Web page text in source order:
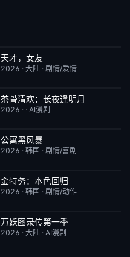
更新至第16集
天才，女友
2026 · 大陆 · 剧情/爱情
完结
茶骨清欢：长夜逢明月
2026 · · AI漫剧
更新至第08集
公寓黑风暴
2026 · 韩国 · 剧情/喜剧
已完结
金特务：本色回归
2026 · 韩国 · 剧情/动作
完结
万妖图录传第一季
2026 · 大陆 · AI漫剧